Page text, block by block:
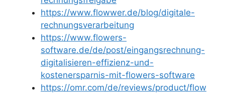
https://www.flowwer.de/blog/digitale-
rechnungsverarbeitung
https://www.flowers-
software.de/de/post/eingangsrechnung-
digitalisieren-effizienz-und-
kostenersparnis-mit-flowers-software
https://omr.com/de/reviews/product/flow